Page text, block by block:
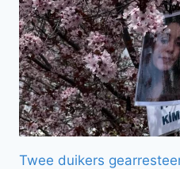
Twee duikers